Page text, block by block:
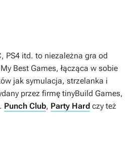
PS4 itd. to niezależna gra od
Best Games, łącząca w sobie
jak symulacja, strzelanka i
przez firmę tinyBuild Games,
Punch Club, Party Hard czy też